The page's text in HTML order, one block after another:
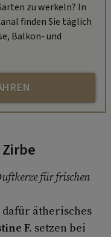
zu werkeln? In
finden Sie täglich
Balkon- und
für frischen
ätherisches
F. setzen bei